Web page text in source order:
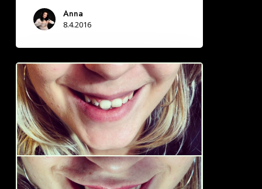
Anna
8.4.2016
Mikä
on
kauneuden
salaisuus?